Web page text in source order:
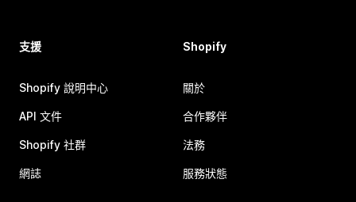
支援
Shopify 說明中心
API 文件
Shopify 社群
網誌
Shopify
關於
合作夥伴
法務
服務狀態